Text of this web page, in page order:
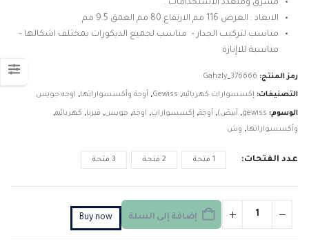
مشرق ومتعدد الاستخدامات .
الابعاد : العرض 116 مم الارتفاع 80 مم العمق 9.5 مم
مناسب لتركيب الجدار – مناسب لجميع الديكورات بمختلف اشكالها –
مناسبة للاإنارة
رمز المنتج: Gahzly_376666
التصنيفات: إكسسوارات كهربائيه,
Gewiss
, أوجة وأكسسواراتها, اوجه جويس
الوسوم: gewiss
, أبيض), أوجة, إكسسوارات, اوجه, جويس, فيرنا, كهربائيه,
وأكسسواراتها, وش
عدد الفتحات 1 فتحة 2 فتحة 3 فتحة
إضافة إلى السلة Buy now